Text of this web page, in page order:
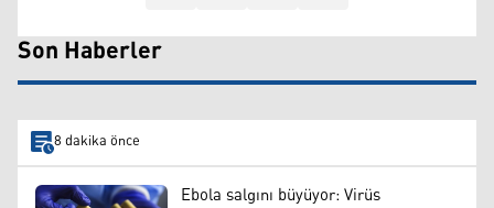
Son Haberler
8 dakika önce
Ebola salgını büyüyor: Virüs